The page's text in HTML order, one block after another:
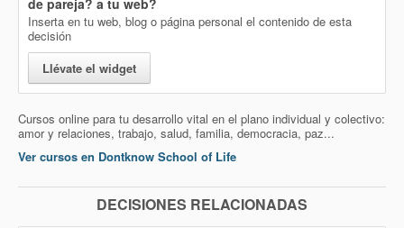
de pareja? a tu web?
Inserta en tu web, blog o página personal el contenido de esta
decisión
Llévate el widget
Cursos online para tu desarrollo vital en el plano individual y colectivo:
amor y relaciones, trabajo, salud, familia, democracia, paz...
Ver cursos en Dontknow School of Life
DECISIONES RELACIONADAS